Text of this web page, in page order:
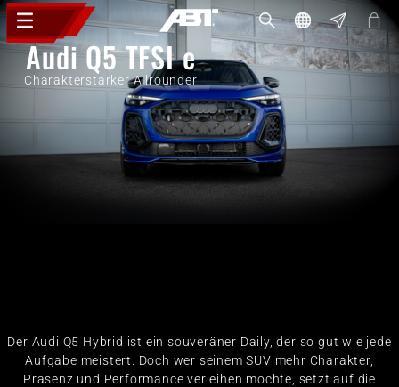
Audi Q5 TFSI e
Charakterstarker Allrounder
Der Audi Q5 Hybrid ist ein souveräner Daily, der so gut wie jede
Aufgabe meistert. Doch wer seinem SUV mehr Charakter,
Präsenz und Performance verleihen möchte, setzt auf die